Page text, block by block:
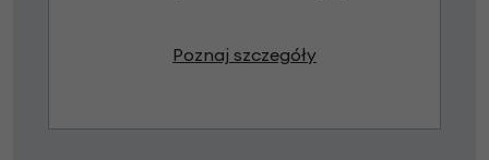
Poznaj szczegóły